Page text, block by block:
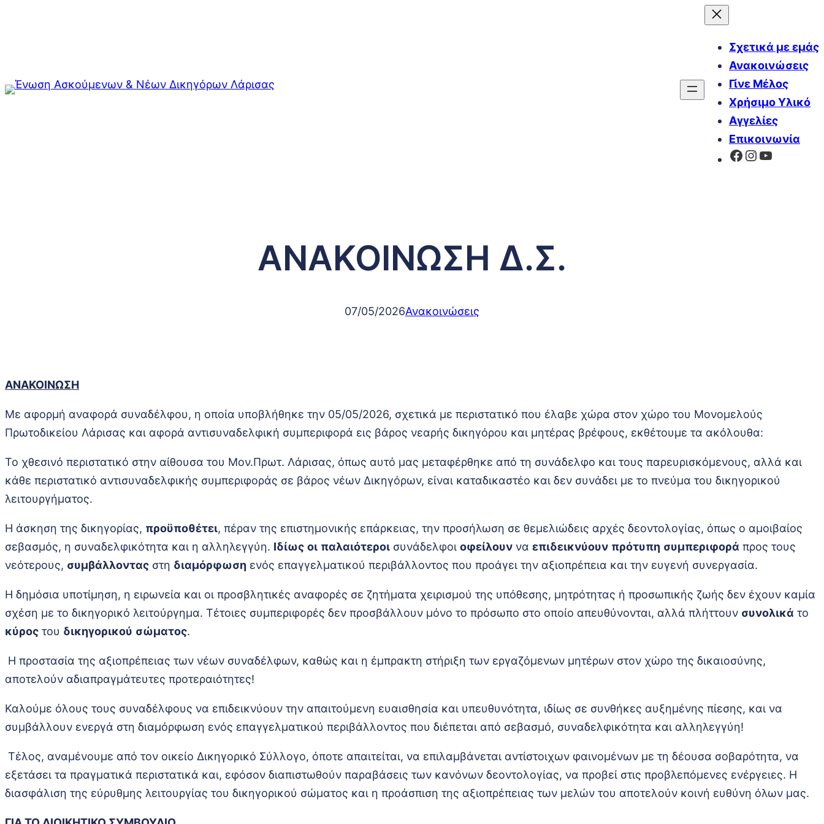
Σχετικά με εμάς
Ανακοινώσεις
Γίνε Μέλος
Χρήσιμο Υλικό
Αγγελίες
Επικοινωνία
Facebook
Instagram
YouTube
ΑΝΑΚΟΙΝΩΣΗ Δ.Σ.
07/05/2026Ανακοινώσεις
ΑΝΑΚΟΙΝΩΣΗ
Με αφορμή αναφορά συναδέλφου, η οποία υποβλήθηκε την 05/05/2026, σχετικά με περιστατικό που έλαβε χώρα στον χώρο του Μονομελούς
Πρωτοδικείου Λάρισας και αφορά αντισυναδελφική συμπεριφορά εις βάρος νεαρής δικηγόρου και μητέρας βρέφους, εκθέτουμε τα ακόλουθα:
Το χθεσινό περιστατικό στην αίθουσα του Μον.Πρωτ. Λάρισας, όπως αυτό μας μεταφέρθηκε από τη συνάδελφο και τους παρευρισκόμενους, αλλά και
κάθε περιστατικό αντισυναδελφικής συμπεριφοράς σε βάρος νέων Δικηγόρων, είναι καταδικαστέο και δεν συνάδει με το πνεύμα του δικηγορικού
λειτουργήματος.
Η άσκηση της δικηγορίας, προϋποθέτει, πέραν της επιστημονικής επάρκειας, την προσήλωση σε θεμελιώδεις αρχές δεοντολογίας, όπως ο αμοιβαίος
σεβασμός, η συναδελφικότητα και η αλληλεγγύη. Ιδίως οι παλαιότεροι συνάδελφοι οφείλουν να επιδεικνύουν πρότυπη συμπεριφορά προς τους
νεότερους, συμβάλλοντας στη διαμόρφωση ενός επαγγελματικού περιβάλλοντος που προάγει την αξιοπρέπεια και την ευγενή συνεργασία.
Η δημόσια υποτίμηση, η ειρωνεία και οι προσβλητικές αναφορές σε ζητήματα χειρισμού της υπόθεσης, μητρότητας ή προσωπικής ζωής δεν έχουν καμία
σχέση με το δικηγορικό λειτούργημα. Τέτοιες συμπεριφορές δεν προσβάλλουν μόνο το πρόσωπο στο οποίο απευθύνονται, αλλά πλήττουν συνολικά το
κύρος του δικηγορικού σώματος.
Η προστασία της αξιοπρέπειας των νέων συναδέλφων, καθώς και η έμπρακτη στήριξη των εργαζόμενων μητέρων στον χώρο της δικαιοσύνης,
αποτελούν αδιαπραγμάτευτες προτεραιότητες!
Καλούμε όλους τους συναδέλφους να επιδεικνύουν την απαιτούμενη ευαισθησία και υπευθυνότητα, ιδίως σε συνθήκες αυξημένης πίεσης, και να
συμβάλλουν ενεργά στη διαμόρφωση ενός επαγγελματικού περιβάλλοντος που διέπεται από σεβασμό, συναδελφικότητα και αλληλεγγύη!
Τέλος, αναμένουμε από τον οικείο Δικηγορικό Σύλλογο, όποτε απαιτείται, να επιλαμβάνεται αντίστοιχων φαινομένων με τη δέουσα σοβαρότητα, να
εξετάσει τα πραγματικά περιστατικά και, εφόσον διαπιστωθούν παραβάσεις των κανόνων δεοντολογίας, να προβεί στις προβλεπόμενες ενέργειες. Η
διασφάλιση της εύρυθμης λειτουργίας του δικηγορικού σώματος και η προάσπιση της αξιοπρέπειας των μελών του αποτελούν κοινή ευθύνη όλων μας.